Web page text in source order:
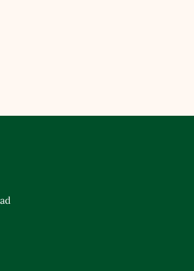
MEERSTAD